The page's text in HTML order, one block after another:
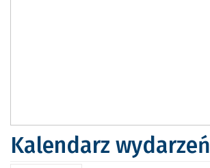
Kalendarz wydarzeń